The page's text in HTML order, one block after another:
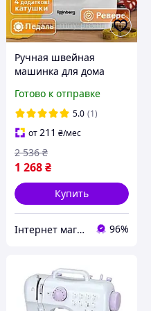
Ручная швейная
машинка для дома
машинка для шитья,
мини швейная
машинка бытовая
Готово к отправке
5.0 (1)
от 211 ₴/мес
1 268₴
2 536 ₴
Купить
Інтернет магазин WOWShop 96%